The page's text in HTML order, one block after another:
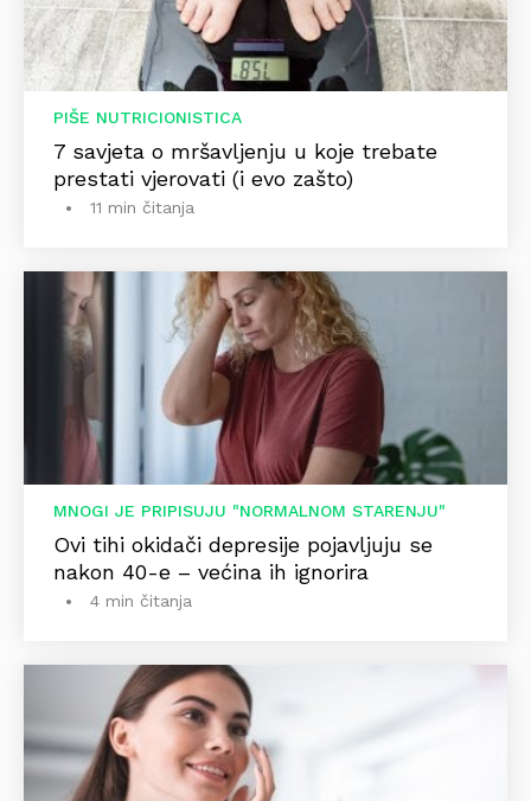
PIŠE NUTRICIONISTICA
7 savjeta o mršavljenju u koje trebate
prestati vjerovati (i evo zašto)
11 min čitanja
MNOGI JE PRIPISUJU "NORMALNOM STARENJU"
Ovi tihi okidači depresije pojavljuju se
nakon 40-e – većina ih ignorira
4 min čitanja